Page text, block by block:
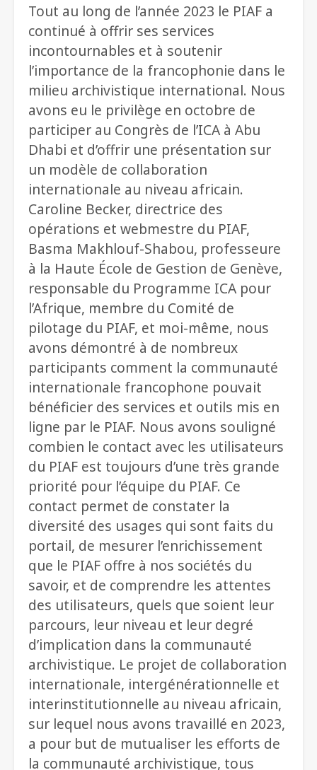
Tout au long de l’année 2023 le PIAF a
continué à offrir ses services
incontournables et à soutenir
l’importance de la francophonie dans le
milieu archivistique international. Nous
avons eu le privilège en octobre de
participer au Congrès de l’ICA à Abu
Dhabi et d’offrir une présentation sur
un modèle de collaboration
internationale au niveau africain.
Caroline Becker, directrice des
opérations et webmestre du PIAF,
Basma Makhlouf-Shabou, professeure
à la Haute École de Gestion de Genève,
responsable du Programme ICA pour
l’Afrique, membre du Comité de
pilotage du PIAF, et moi-même, nous
avons démontré à de nombreux
participants comment la communauté
internationale francophone pouvait
bénéficier des services et outils mis en
ligne par le PIAF. Nous avons souligné
combien le contact avec les utilisateurs
du PIAF est toujours d’une très grande
priorité pour l’équipe du PIAF. Ce
contact permet de constater la
diversité des usages qui sont faits du
portail, de mesurer l’enrichissement
que le PIAF offre à nos sociétés du
savoir, et de comprendre les attentes
des utilisateurs, quels que soient leur
parcours, leur niveau et leur degré
d’implication dans la communauté
archivistique. Le projet de collaboration
internationale, intergénérationnelle et
interinstitutionnelle au niveau africain,
sur lequel nous avons travaillé en 2023,
a pour but de mutualiser les efforts de
la communauté archivistique, tous